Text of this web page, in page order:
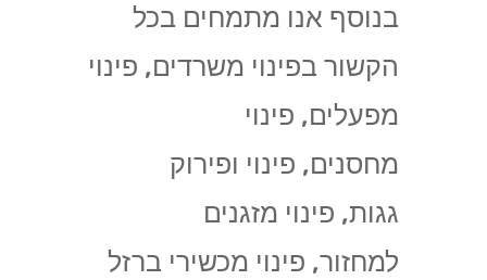
בנוסף אנו מתמחים בכל
הקשור בפינוי משרדים, פינוי
מפעלים, פינוי
מחסנים, פינוי ופירוק
גגות, פינוי מזגנים
למחזור, פינוי מכשירי ברזל